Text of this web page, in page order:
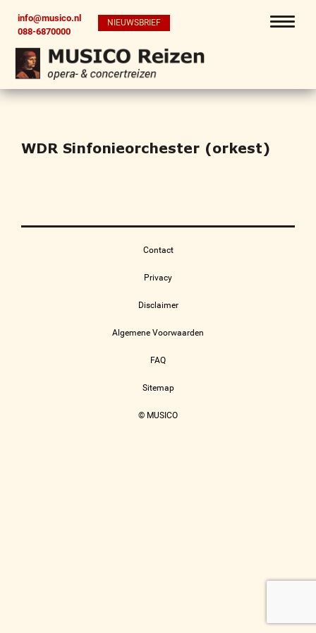
info@musico.nl
088-6870000
NIEUWSBRIEF
WDR Sinfonieorchester (orkest)
Contact
Privacy
Disclaimer
Algemene Voorwaarden
FAQ
Sitemap
© MUSICO